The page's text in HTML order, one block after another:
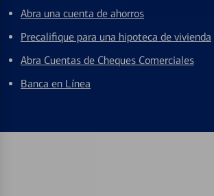
Abra una cuenta de ahorros
Precalifique para una hipoteca de vivienda
Abra Cuentas de Cheques Comerciales
Banca en Línea